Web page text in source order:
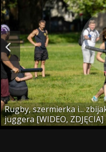
Rugby, szermierka i...
juggera [WIDEO, ZDJĘCIA]